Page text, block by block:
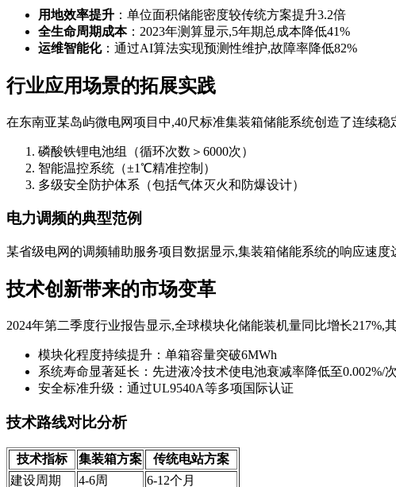
用地效率提升 ：单位面积储能密度较传统方案提升3.2倍
全生命周期成本：2023年测算显示,5年期总成本降低41%
运维智能化：通过AI算法实现预测性维护,故障率降低82%
行业应用场景的拓展实践
在东南亚某岛屿微电网项目中,40尺标准集装箱储能系统创造了连续稳
磷酸铁锂电池组（循环次数＞6000次）
智能温控系统（±1℃精准控制）
多级安全防护体系（包括气体灭火和防爆设计）
电力调频的典型范例
某省级电网的调频辅助服务项目数据显示,集装箱储能系统的响应速度
技术创新带来的市场变革
2024年第二季度行业报告显示,全球模块化储能装机量同比增长217%,
模块化程度持续提升：单箱容量突破6MWh
系统寿命显著延长：先进液冷技术使电池衰减率降低至0.002%/次
安全标准升级：通过UL9540A等多项国际认证
技术路线对比分析
技术指标 集装箱方案
传统电站方案
建设周期
4-6周 6-12个月